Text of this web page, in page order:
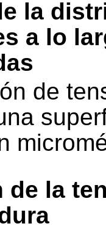
la
a lo
de
de la